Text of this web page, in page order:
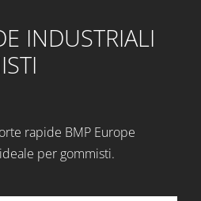
INDUSTRIALI
rapide BMP Europe
per gommisti.